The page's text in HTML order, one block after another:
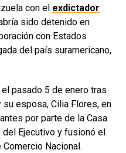
con el exdictador
sido detenido en
con Estados
del país suramericano,
pasado 5 de enero tras
esposa, Cilia Flores, en
por parte de la Casa
del Ejecutivo y fusionó el
Nacional.